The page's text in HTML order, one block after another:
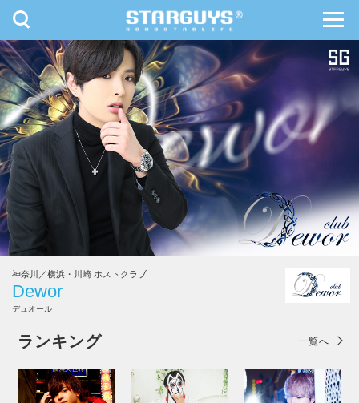
九州・沖縄 北海道・東北
toggle
navigation
神奈川／横浜・川崎 ホストクラブ
Dewor
デュオール
ランキング 一覧へ